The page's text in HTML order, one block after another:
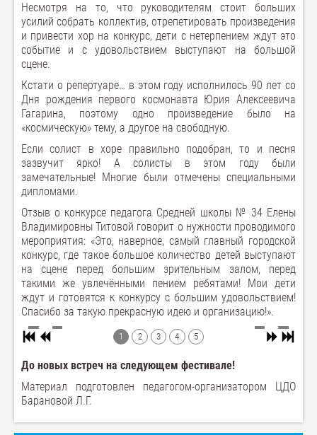
Несмотря на то, что руководителям стоит больших
усилий собрать коллектив, отрепетировать произведения
и привести хор на конкурс, дети с нетерпением ждут это
событие и с удовольствием выступают на большой
сцене.
Кстати о репертуаре… в этом году исполнилось 90 лет со
Дня рождения первого космонавта Юрия Алексеевича
Гагарина, поэтому одно произведение было на
«космическую» тему, а другое на свободную.
Если солист в хоре правильно подобран, то и песня
зазвучит ярко! А солисты в этом году были
замечательные! Многие были отмечены специальными
дипломами.
Отзыв о конкурсе педагога Средней школы № 34 Елены
Владимировны Титовой говорит о нужности проводимого
мероприятия: «Это, наверное, самый главный городской
конкурс, где такое большое количество детей выступают
на сцене перед большим зрительным залом, перед
такими же увлечёнными пением ребятами! Мои дети
ждут и готовятся к конкурсу с большим удовольствием!
Спасибо за такую прекрасную идею и организацию!».
1 2 3 4 5
До новых встреч на следующем фестивале!
Материал подготовлен педагогом-организатором ЦДО
Барановой Л.Г.